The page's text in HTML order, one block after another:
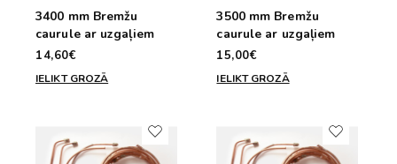
3400 mm Bremžu
caurule ar uzgaļiem
14,60€
IELIKT GROZĀ
3500 mm Bremžu
caurule ar uzgaļiem
15,00€
IELIKT GROZĀ